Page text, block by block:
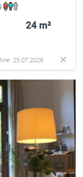
24 m²
25.07.2026